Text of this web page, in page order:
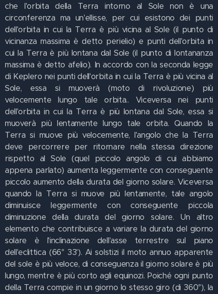
che l'orbita della Terra intorno al Sole non è una
circonferenza ma un'ellisse, per cui esistono dei punti
dell'orbita in cui la Terra è più vicina al Sole (il punto di
vicinanza massima è detto perielio) e punti dell'orbita in
cui la Terra è più lontana dal Sole (il punto di lontananza
massima è detto afelio). In accordo con la seconda legge
di Keplero nei punti dell'orbita in cui la Terra è più vicina al
Sole, essa si muoverà (moto di rivoluzione) più
velocemente lungo tale orbita.. Viceversa nei punti
dell'orbita in cui la Terra è più lontana dal Sole, essa si
muoverà più lentamente lungo tale orbita. Quando la
Terra si muove più velocemente, l'angolo che la Terra
deve percorrere per ritornare nella stessa direzione
rispetto al Sole (quel piccolo angolo di cui abbiamo
appena parlato) aumenta leggermente con conseguente
piccolo aumento della durata del giorno solare. Viceversa
quando la Terra si muove più lentamente, tale angolo
diminuisce leggermente con conseguente piccola
diminuzione della durata del giorno solare. Un altro
elemento che contribuisce a variare la durata del giorno
solare è l'inclinazione dell'asse terrestre sul piano
dell'eclittica (66° 33'). Ai solstizi il moto annuo apparente
del sole è più veloce, di conseguenza il giorno solare è più
lungo, mentre è più corto agli equinozi. Poiché ogni punto
della Terra compie in un giorno lo stesso giro (di 360°), la